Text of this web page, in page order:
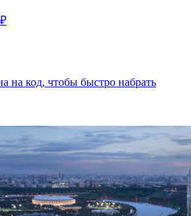
₽
на код, чтобы быстро набрать